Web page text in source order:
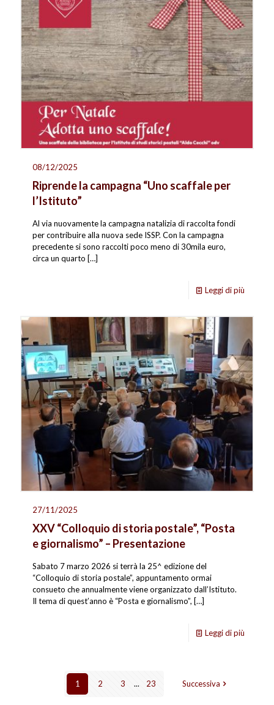
08/12/2025
Riprende la campagna “Uno scaffale per
l’Istituto”
Al via nuovamente la campagna natalizia di raccolta fondi
per contribuire alla nuova sede ISSP. Con la campagna
precedente si sono raccolti poco meno di 30mila euro,
circa un quarto […]
Leggi di più
27/11/2025
XXV “Colloquio di storia postale”, “Posta
e giornalismo” – Presentazione
Sabato 7 marzo 2026 si terrà la 25^ edizione del
“Colloquio di storia postale”, appuntamento ormai
consueto che annualmente viene organizzato dall’Istituto.
Il tema di quest’anno è “Posta e giornalismo”, […]
Leggi di più
1 2 3 ... 23 Successiva